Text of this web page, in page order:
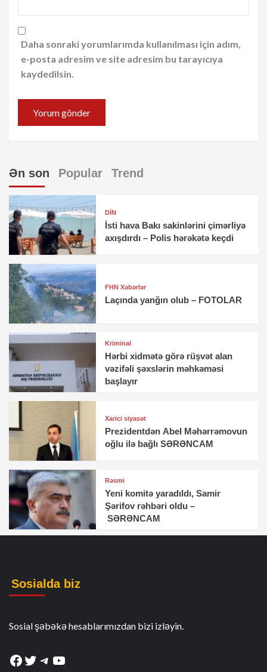
Daha sonraki yorumlarımda kullanılması için adım,
e-posta adresim ve site adresim bu tarayıcıya
kaydedilsin.
Ən son Popular Trend
DİN
İsti hava Bakı sakinlərini çimərliyə
axışdırdı – Polis hərəkətə keçdi
FHN Xəbərlər
Laçında yanğın olub – FOTOLAR
Kriminal
Hərbi xidmətə görə rüşvət alan
vəzifəli şəxslərin məhkəməsi
başlayır
Xarici siyasət
Prezidentdən Abel Məhərrəmovun
oğlu ilə bağlı SƏRƏNCAM
Rəsmi
Yeni komitə yaradıldı, Samir
Şərifov rəhbəri oldu –
SƏRƏNCAM
Sosialda biz
Sosial şəbəkə hesablarımızdan bizi izləyin.
Facebook
Twitter
Telegram
YouTube